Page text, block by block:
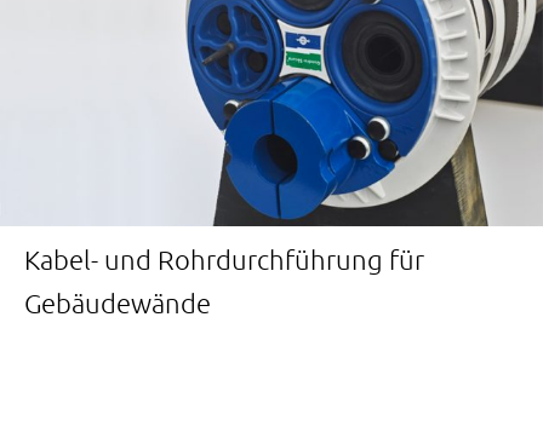
Kabel- und Rohrdurchführung für
Gebäudewände